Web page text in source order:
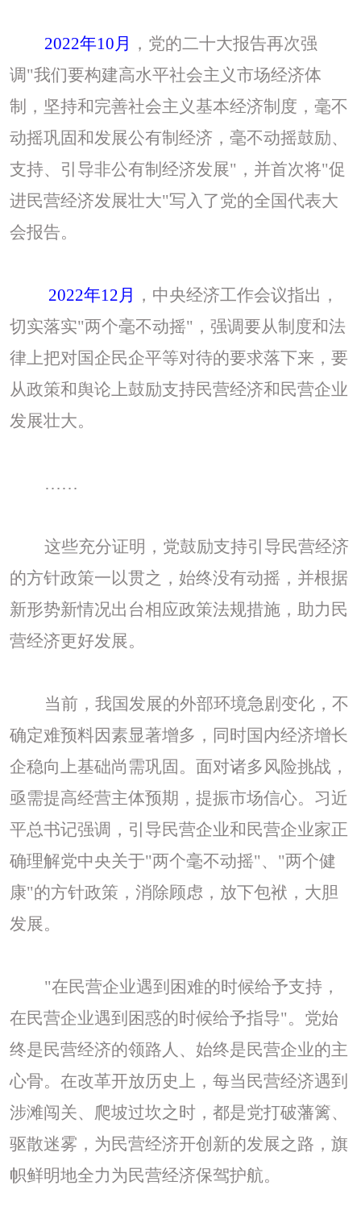
2022年10月
，党的二十大报告再次强
调"我们要构建高水平社会主义市场经济体
制，坚持和完善社会主义基本经济制度，毫不
动摇巩固和发展公有制经济，毫不动摇鼓励、
支持、引导非公有制经济发展"，并首次将"促
进民营经济发展壮大"写入了党的全国代表大
会报告。
2022年12月
，中央经济工作会议指出，
切实落实"两个毫不动摇"，强调要从制度和法
律上把对国企民企平等对待的要求落下来，要
从政策和舆论上鼓励支持民营经济和民营企业
发展壮大。
……
这些充分证明，党鼓励支持引导民营经济
的方针政策一以贯之，始终没有动摇，并根据
新形势新情况出台相应政策法规措施，助力民
营经济更好发展。
当前，我国发展的外部环境急剧变化，不
确定难预料因素显著增多，同时国内经济增长
企稳向上基础尚需巩固。面对诸多风险挑战，
亟需提高经营主体预期，提振市场信心。习近
平总书记强调，引导民营企业和民营企业家正
确理解党中央关于"两个毫不动摇"、"两个健
康"的方针政策，消除顾虑，放下包袱，大胆
发展。
"在民营企业遇到困难的时候给予支持，
在民营企业遇到困惑的时候给予指导"。党始
终是民营经济的领路人、始终是民营企业的主
心骨。在改革开放历史上，每当民营经济遇到
涉滩闯关、爬坡过坎之时，都是党打破藩篱、
驱散迷雾，为民营经济开创新的发展之路，旗
帜鲜明地全力为民营经济保驾护航。